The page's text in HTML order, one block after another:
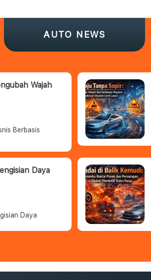
AUTO NEWS
Wajah
Berbasis
Daya
Daya